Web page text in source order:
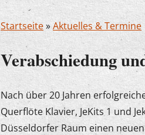
Startseite»Aktuelles & Termine
Verabschiedung
Nach über 20 Jahren
Querflöte Klavier, JeKits 1 und
Düsseldorfer Raum einen